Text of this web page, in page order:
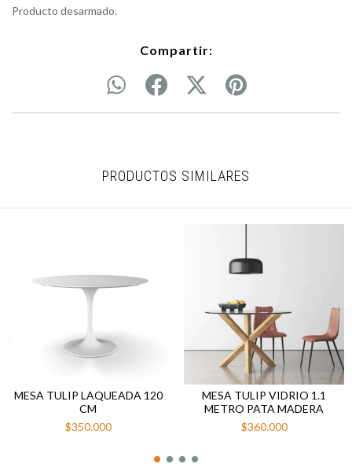
Producto desarmado.
Compartir:
PRODUCTOS SIMILARES
MESA TULIP LAQUEADA 120
CM
$350.000
MESA TULIP VIDRIO 1.1
METRO PATA MADERA
$360.000